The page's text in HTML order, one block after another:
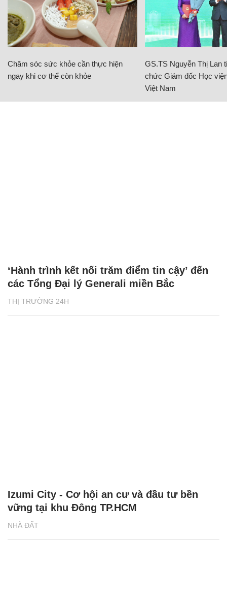
Chăm sóc sức khỏe cần thực hiện
ngay khi cơ thể còn khỏe
GS.TS Nguyễn Thị Lan
chức Giám đốc Học
Việt Nam
THỊ TRƯỜNG 24H
‘Hành trình kết nối trăm điểm tin cậy’ đến
các Tổng Đại lý Generali miền Bắc
NHÀ ĐẤT
Izumi City - Cơ hội an cư và đầu tư bền
vững tại khu Đông TP.HCM